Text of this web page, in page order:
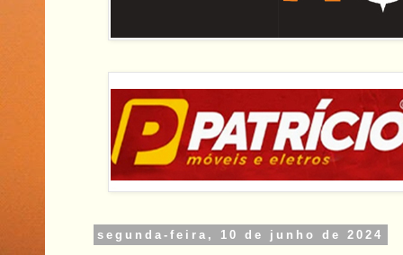
segunda-feira, 10 de junho de 2024